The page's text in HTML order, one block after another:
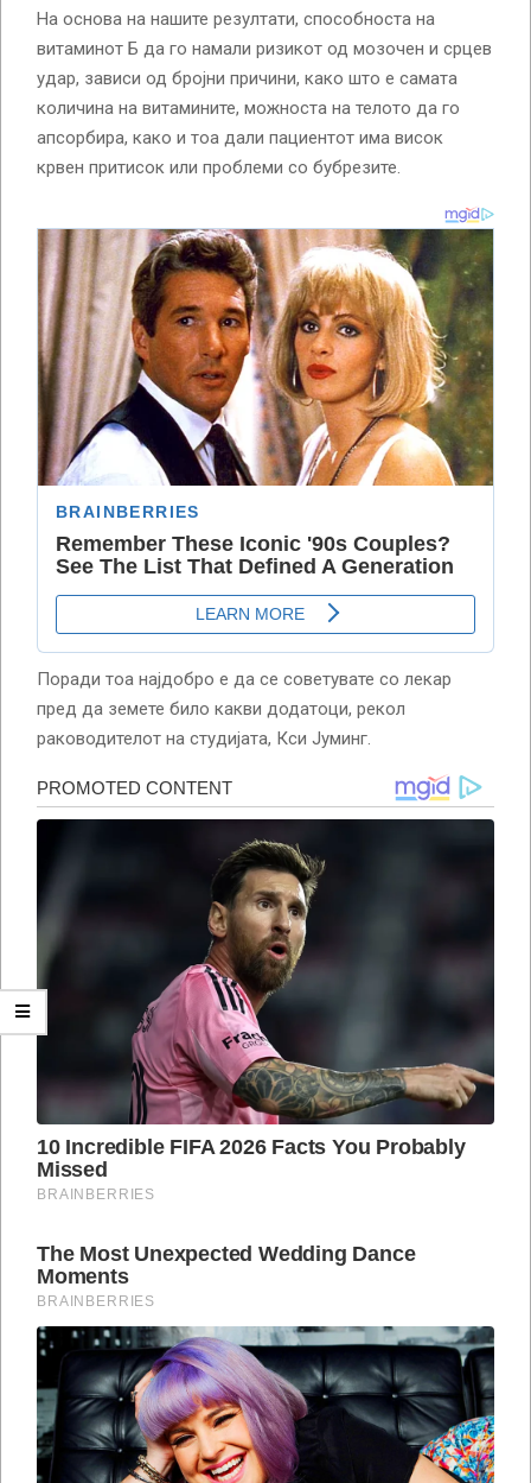
На основа на нашите резултати, способноста на
витаминот Б да го намали ризикот од мозочен и срцев
удар, зависи од бројни причини, како што е самата
количина на витамините, можноста на телото да го
апсорбира, како и тоа дали пациентот има висок
крвен притисок или проблеми со бубрезите.
Поради тоа најдобро е да се советувате со лекар
пред да земете било какви додатоци, рекол
раководителот на студијата, Кси Јуминг.